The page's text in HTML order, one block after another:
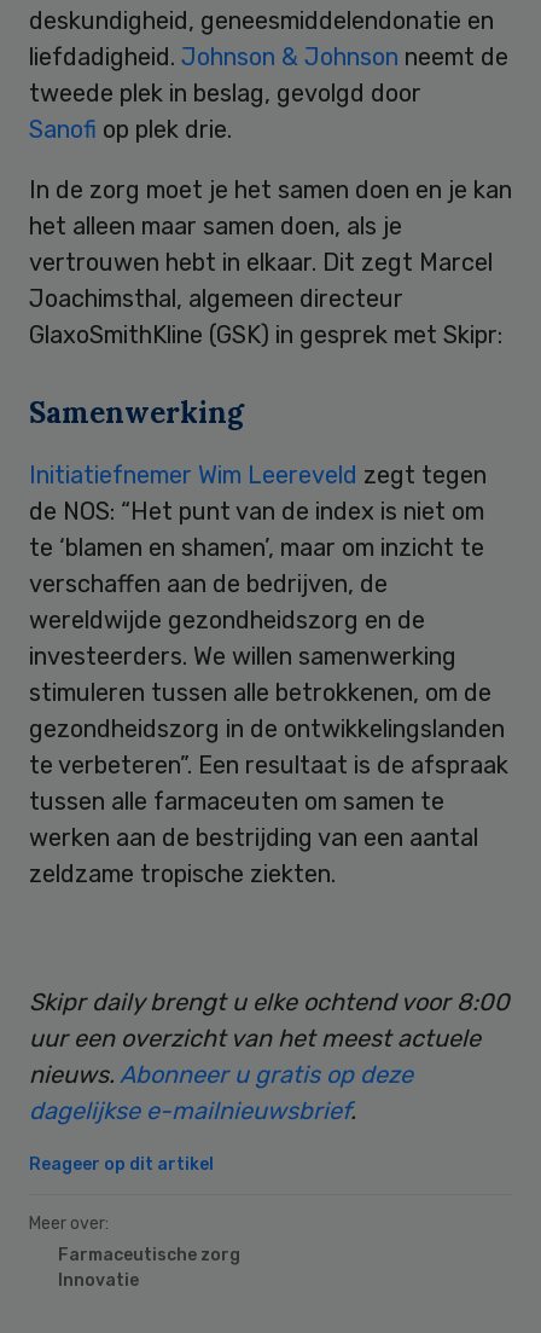
deskundigheid, geneesmiddelendonatie en
liefdadigheid. Johnson & Johnson neemt de
tweede plek in beslag, gevolgd door
Sanofi op plek drie.
In de zorg moet je het samen doen en je kan
het alleen maar samen doen, als je
vertrouwen hebt in elkaar. Dit zegt Marcel
Joachimsthal, algemeen directeur
GlaxoSmithKline (GSK) in gesprek met Skipr:
Samenwerking
Initiatiefnemer Wim Leereveld zegt tegen
de NOS: “Het punt van de index is niet om
te ‘blamen en shamen’, maar om inzicht te
verschaffen aan de bedrijven, de
wereldwijde gezondheidszorg en de
investeerders. We willen samenwerking
stimuleren tussen alle betrokkenen, om de
gezondheidszorg in de ontwikkelingslanden
te verbeteren”. Een resultaat is de afspraak
tussen alle farmaceuten om samen te
werken aan de bestrijding van een aantal
zeldzame tropische ziekten.
Skipr daily brengt u elke ochtend voor 8:00
uur een overzicht van het meest actuele
nieuws. Abonneer u gratis op deze
dagelijkse e-mailnieuwsbrief.
Reageer op dit artikel
Meer over:
Farmaceutische zorg
Innovatie